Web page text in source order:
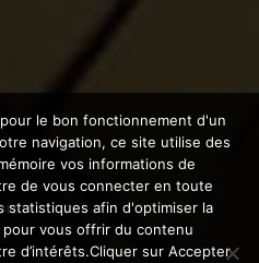
le bon fonctionnement d'un
navigation, ce site utilise des
vos informations de
de vous connecter en toute
statistiques afin d'optimiser la
vous offrir du contenu
d’intérêts.Cliquer sur Accepter